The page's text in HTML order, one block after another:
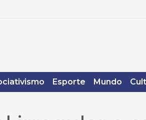
Esporte Mundo